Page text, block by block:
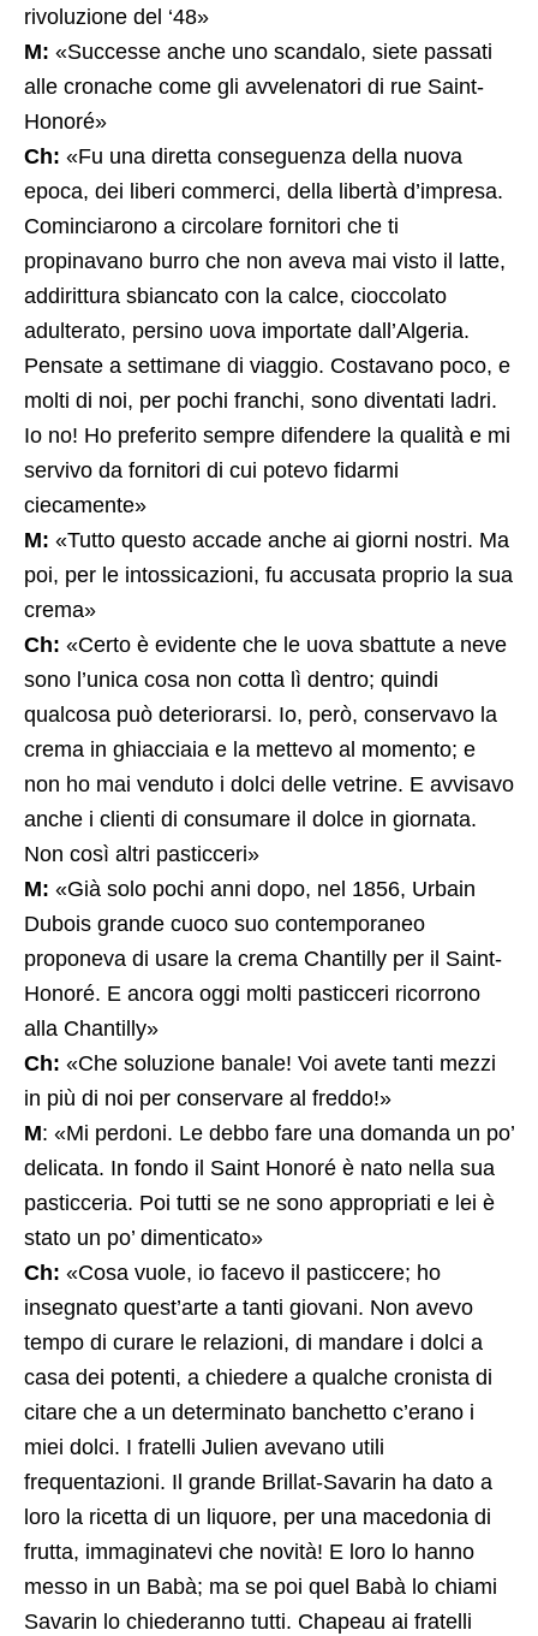
rivoluzione del ‘48»
M: «Successe anche uno scandalo, siete passati
alle cronache come gli avvelenatori di rue Saint-
Honoré»
Ch: «Fu una diretta conseguenza della nuova
epoca, dei liberi commerci, della libertà d’impresa.
Cominciarono a circolare fornitori che ti
propinavano burro che non aveva mai visto il latte,
addirittura sbiancato con la calce, cioccolato
adulterato, persino uova importate dall’Algeria.
Pensate a settimane di viaggio. Costavano poco, e
molti di noi, per pochi franchi, sono diventati ladri.
Io no! Ho preferito sempre difendere la qualità e mi
servivo da fornitori di cui potevo fidarmi
ciecamente»
M: «Tutto questo accade anche ai giorni nostri. Ma
poi, per le intossicazioni, fu accusata proprio la sua
crema»
Ch: «Certo è evidente che le uova sbattute a neve
sono l’unica cosa non cotta lì dentro; quindi
qualcosa può deteriorarsi. Io, però, conservavo la
crema in ghiacciaia e la mettevo al momento; e
non ho mai venduto i dolci delle vetrine. E avvisavo
anche i clienti di consumare il dolce in giornata.
Non così altri pasticceri»
M: «Già solo pochi anni dopo, nel 1856, Urbain
Dubois grande cuoco suo contemporaneo
proponeva di usare la crema Chantilly per il Saint-
Honoré. E ancora oggi molti pasticceri ricorrono
alla Chantilly»
Ch: «Che soluzione banale! Voi avete tanti mezzi
in più di noi per conservare al freddo!»
M: «Mi perdoni. Le debbo fare una domanda un po’
delicata. In fondo il Saint Honoré è nato nella sua
pasticceria. Poi tutti se ne sono appropriati e lei è
stato un po’ dimenticato»
Ch: «Cosa vuole, io facevo il pasticcere; ho
insegnato quest’arte a tanti giovani. Non avevo
tempo di curare le relazioni, di mandare i dolci a
casa dei potenti, a chiedere a qualche cronista di
citare che a un determinato banchetto c’erano i
miei dolci. I fratelli Julien avevano utili
frequentazioni. Il grande Brillat-Savarin ha dato a
loro la ricetta di un liquore, per una macedonia di
frutta, immaginatevi che novità! E loro lo hanno
messo in un Babà; ma se poi quel Babà lo chiami
Savarin lo chiederanno tutti. Chapeau ai fratelli